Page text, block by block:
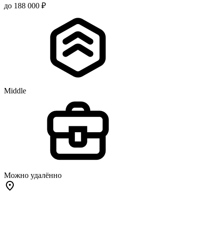
до 188 000 ₽
Middle
Можно удалённо